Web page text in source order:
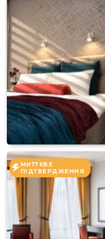
МИТТЄВЕ
ПІДТВЕРДЖЕННЯ